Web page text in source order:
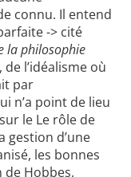
connu. Il entend
-> cité
la philosophie
l’idéalisme où
par
n’a point de lieu
le Le rôle de
gestion d’une
les bonnes
de Hobbes,